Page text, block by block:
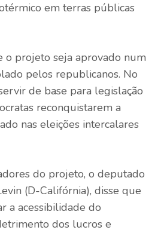
em terras públicas
o projeto seja aprovado num
pelos republicanos. No
de base para legislação
reconquistarem a
nas eleições intercalares
do projeto, o deputado
(D-Califórnia), disse que
a acessibilidade do
dos lucros e